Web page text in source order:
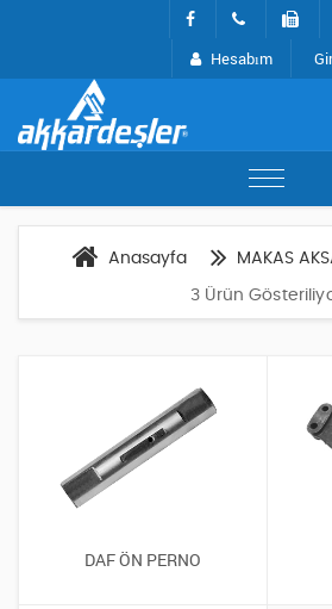
Hesabım
Anasayfa MAKAS
3 Ürün
DAF ÖN PERNO